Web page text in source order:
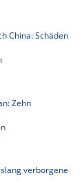
China: Schäden
Zehn
verborgene